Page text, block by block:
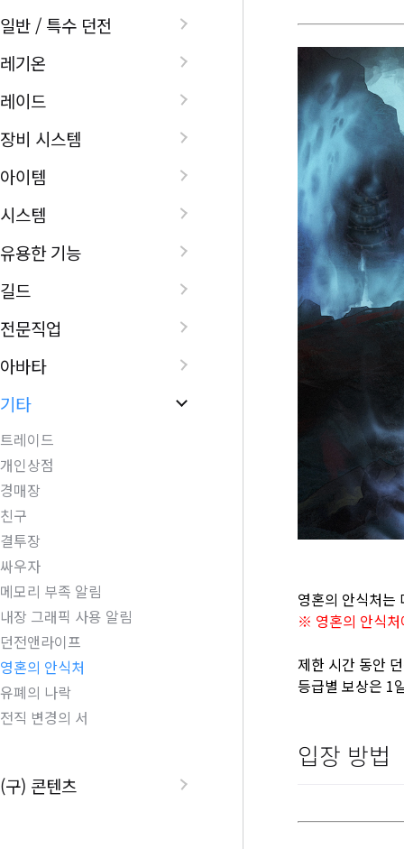
일반 / 특수 던전
레기온
레이드
장비 시스템
아이템
시스템
유용한 기능
길드
전문직업
아바타
기타
트레이드
개인상점
경매장
친구
결투장
싸우자
메모리 부족 알림
내장 그래픽 사용 알림
던전앤라이프
영혼의 안식처
유폐의 나락
전직 변경의 서
(구) 콘텐츠
영혼의 안식처는
※ 영혼의 안식처
제한 시간 동안
등급별 보상은 1
입장 방법